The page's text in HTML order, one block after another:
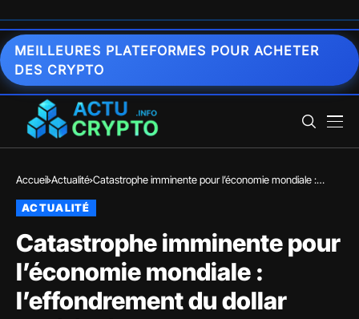
MEILLEURES PLATEFORMES POUR ACHETER
DES CRYPTO
Accueil Actualité Catastrophe imminente pour l’économie mondiale :
ACTUALITÉ
Catastrophe imminente pour
l’économie mondiale :
l’effondrement du dollar